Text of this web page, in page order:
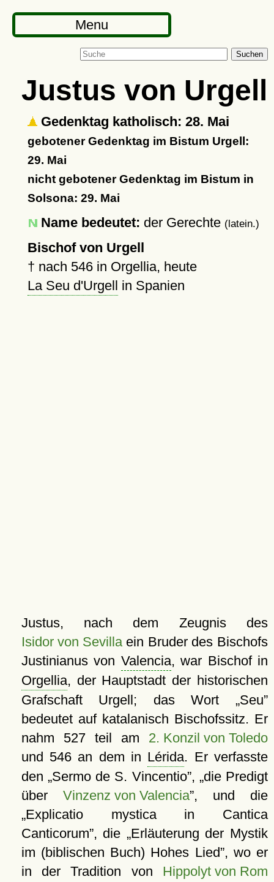
Menu
Suchen
Justus von Urgell
Gedenktag katholisch: 28. Mai
gebotener Gedenktag im Bistum Urgell:
29. Mai
nicht gebotener Gedenktag im Bistum in
Solsona: 29. Mai
Name bedeutet: der Gerechte (latein.)
Bischof von Urgell
† nach 546in Orgellia, heute
La Seu d'Urgell in Spanien
Justus, nach dem Zeugnis des
Isidor von Sevillaein Bruder des Bischofs
Justinianus von Valencia, war Bischof in
Orgellia, der Hauptstadt der historischen
Grafschaft Urgell; das Wort
Seu
bedeutet auf katalanisch Bischofssitz. Er
nahm 527 teil am 2. Konzil von Toledo
und 546 an dem in Lérida. Er verfasste
den Sermo de S. Vincentio , die Predigt
über Vinzenz von Valencia , und die
Explicatio mystica in Cantica
Canticorum , die
Erläuterung der Mystik
im (biblischen Buch) Hohes Lied , wo er
in der Tradition von Hippolyt von Rom